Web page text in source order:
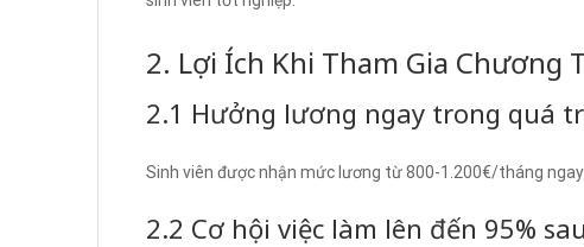
2. Lợi Ích Khi Tham Gia Chương
2.1 Hưởng lương ngay trong quá
Sinh viên được nhận mức lương từ 800-1.200€/tháng
2.2 Cơ hội việc làm lên đến 95%